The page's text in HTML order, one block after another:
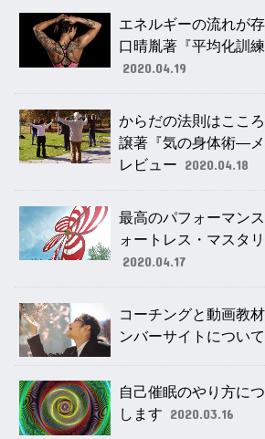
エネルギーの流れが
口晴胤著『平均化訓
2020.04.19
からだの法則はここ
譲著『気の身体術―メ
レビュー 2020.04.18
最高のパフォーマン
ォートレス・マスタ
2020.04.17
コーチングと動画教
ンバーサイトについて
自己催眠のやり方に
します 2020.03.16